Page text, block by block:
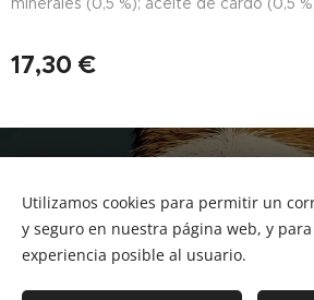
17,30 €
Tf.666351543
Utilizamos cookies para permitir un
y seguro en nuestra página web, y
experiencia posible al usuario.